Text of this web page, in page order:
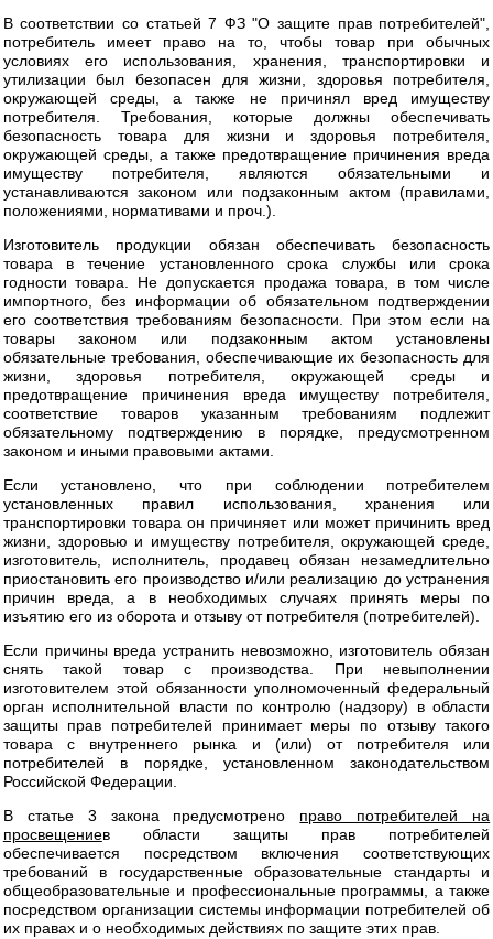
В соответствии со статьей 7 ФЗ "О защите прав потребителей",
потребитель имеет право на то, чтобы товар при обычных
условиях его использования, хранения, транспортировки и
утилизации был безопасен для жизни, здоровья потребителя,
окружающей среды, а также не причинял вред имуществу
потребителя. Требования, которые должны обеспечивать
безопасность товара для жизни и здоровья потребителя,
окружающей среды, а также предотвращение причинения вреда
имуществу потребителя, являются обязательными и
устанавливаются законом или подзаконным актом (правилами,
положениями, нормативами и проч.).
Изготовитель продукции обязан обеспечивать безопасность
товара в течение установленного срока службы или срока
годности товара. Не допускается продажа товара, в том числе
импортного, без информации об обязательном подтверждении
его соответствия требованиям безопасности. При этом если на
товары законом или подзаконным актом установлены
обязательные требования, обеспечивающие их безопасность для
жизни, здоровья потребителя, окружающей среды и
предотвращение причинения вреда имуществу потребителя,
соответствие товаров указанным требованиям подлежит
обязательному подтверждению в порядке, предусмотренном
законом и иными правовыми актами.
Если установлено, что при соблюдении потребителем
установленных правил использования, хранения или
транспортировки товара он причиняет или может причинить вред
жизни, здоровью и имуществу потребителя, окружающей среде,
изготовитель, исполнитель, продавец обязан незамедлительно
приостановить его производство и/или реализацию до устранения
причин вреда, а в необходимых случаях принять меры по
изъятию его из оборота и отзыву от потребителя (потребителей).
Если причины вреда устранить невозможно, изготовитель обязан
снять такой товар с производства. При невыполнении
изготовителем этой обязанности уполномоченный федеральный
орган исполнительной власти по контролю (надзору) в области
защиты прав потребителей принимает меры по отзыву такого
товара с внутреннего рынка и (или) от потребителя или
потребителей в порядке, установленном законодательством
Российской Федерации.
В статье 3 закона предусмотрено право потребителей на
просвещениев области защиты прав потребителей
обеспечивается посредством включения соответствующих
требований в государственные образовательные стандарты и
общеобразовательные и профессиональные программы, а также
посредством организации системы информации потребителей об
их правах и о необходимых действиях по защите этих прав.